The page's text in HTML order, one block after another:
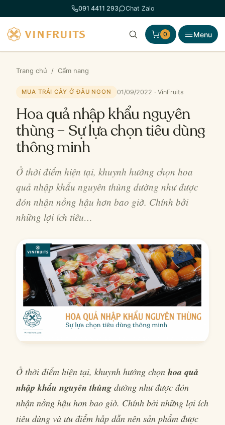
đến
phần
nội
dung
091 4411 293 Chat Zalo
0 Menu
Trang chủ / Cẩm nang
MUA TRÁI CÂY Ở ĐÂU NGON 01/09/2022 · VinFruits
Hoa quả nhập khẩu nguyên
thùng – Sự lựa chọn tiêu dùng
thông minh
Ở thời điểm hiện tại, khuynh hướng chọn hoa
quả nhập khẩu nguyên thùng dường như được
đón nhận nồng hậu hơn bao giờ. Chính bởi
những lợi ích tiêu…
Ở thời điểm hiện tại, khuynh hướng chọn hoa quả
nhập khẩu nguyên thùng dường như được đón
nhận nồng hậu hơn bao giờ. Chính bởi những lợi ích
tiêu dùng và ưu điểm hấp dẫn nên sản phẩm được